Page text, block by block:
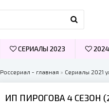
Россериал - главная » Сериалы 2021
ИП ПИРОГОВА 4 СЕЗОН
СЕРИАЛЫ 2023 2024